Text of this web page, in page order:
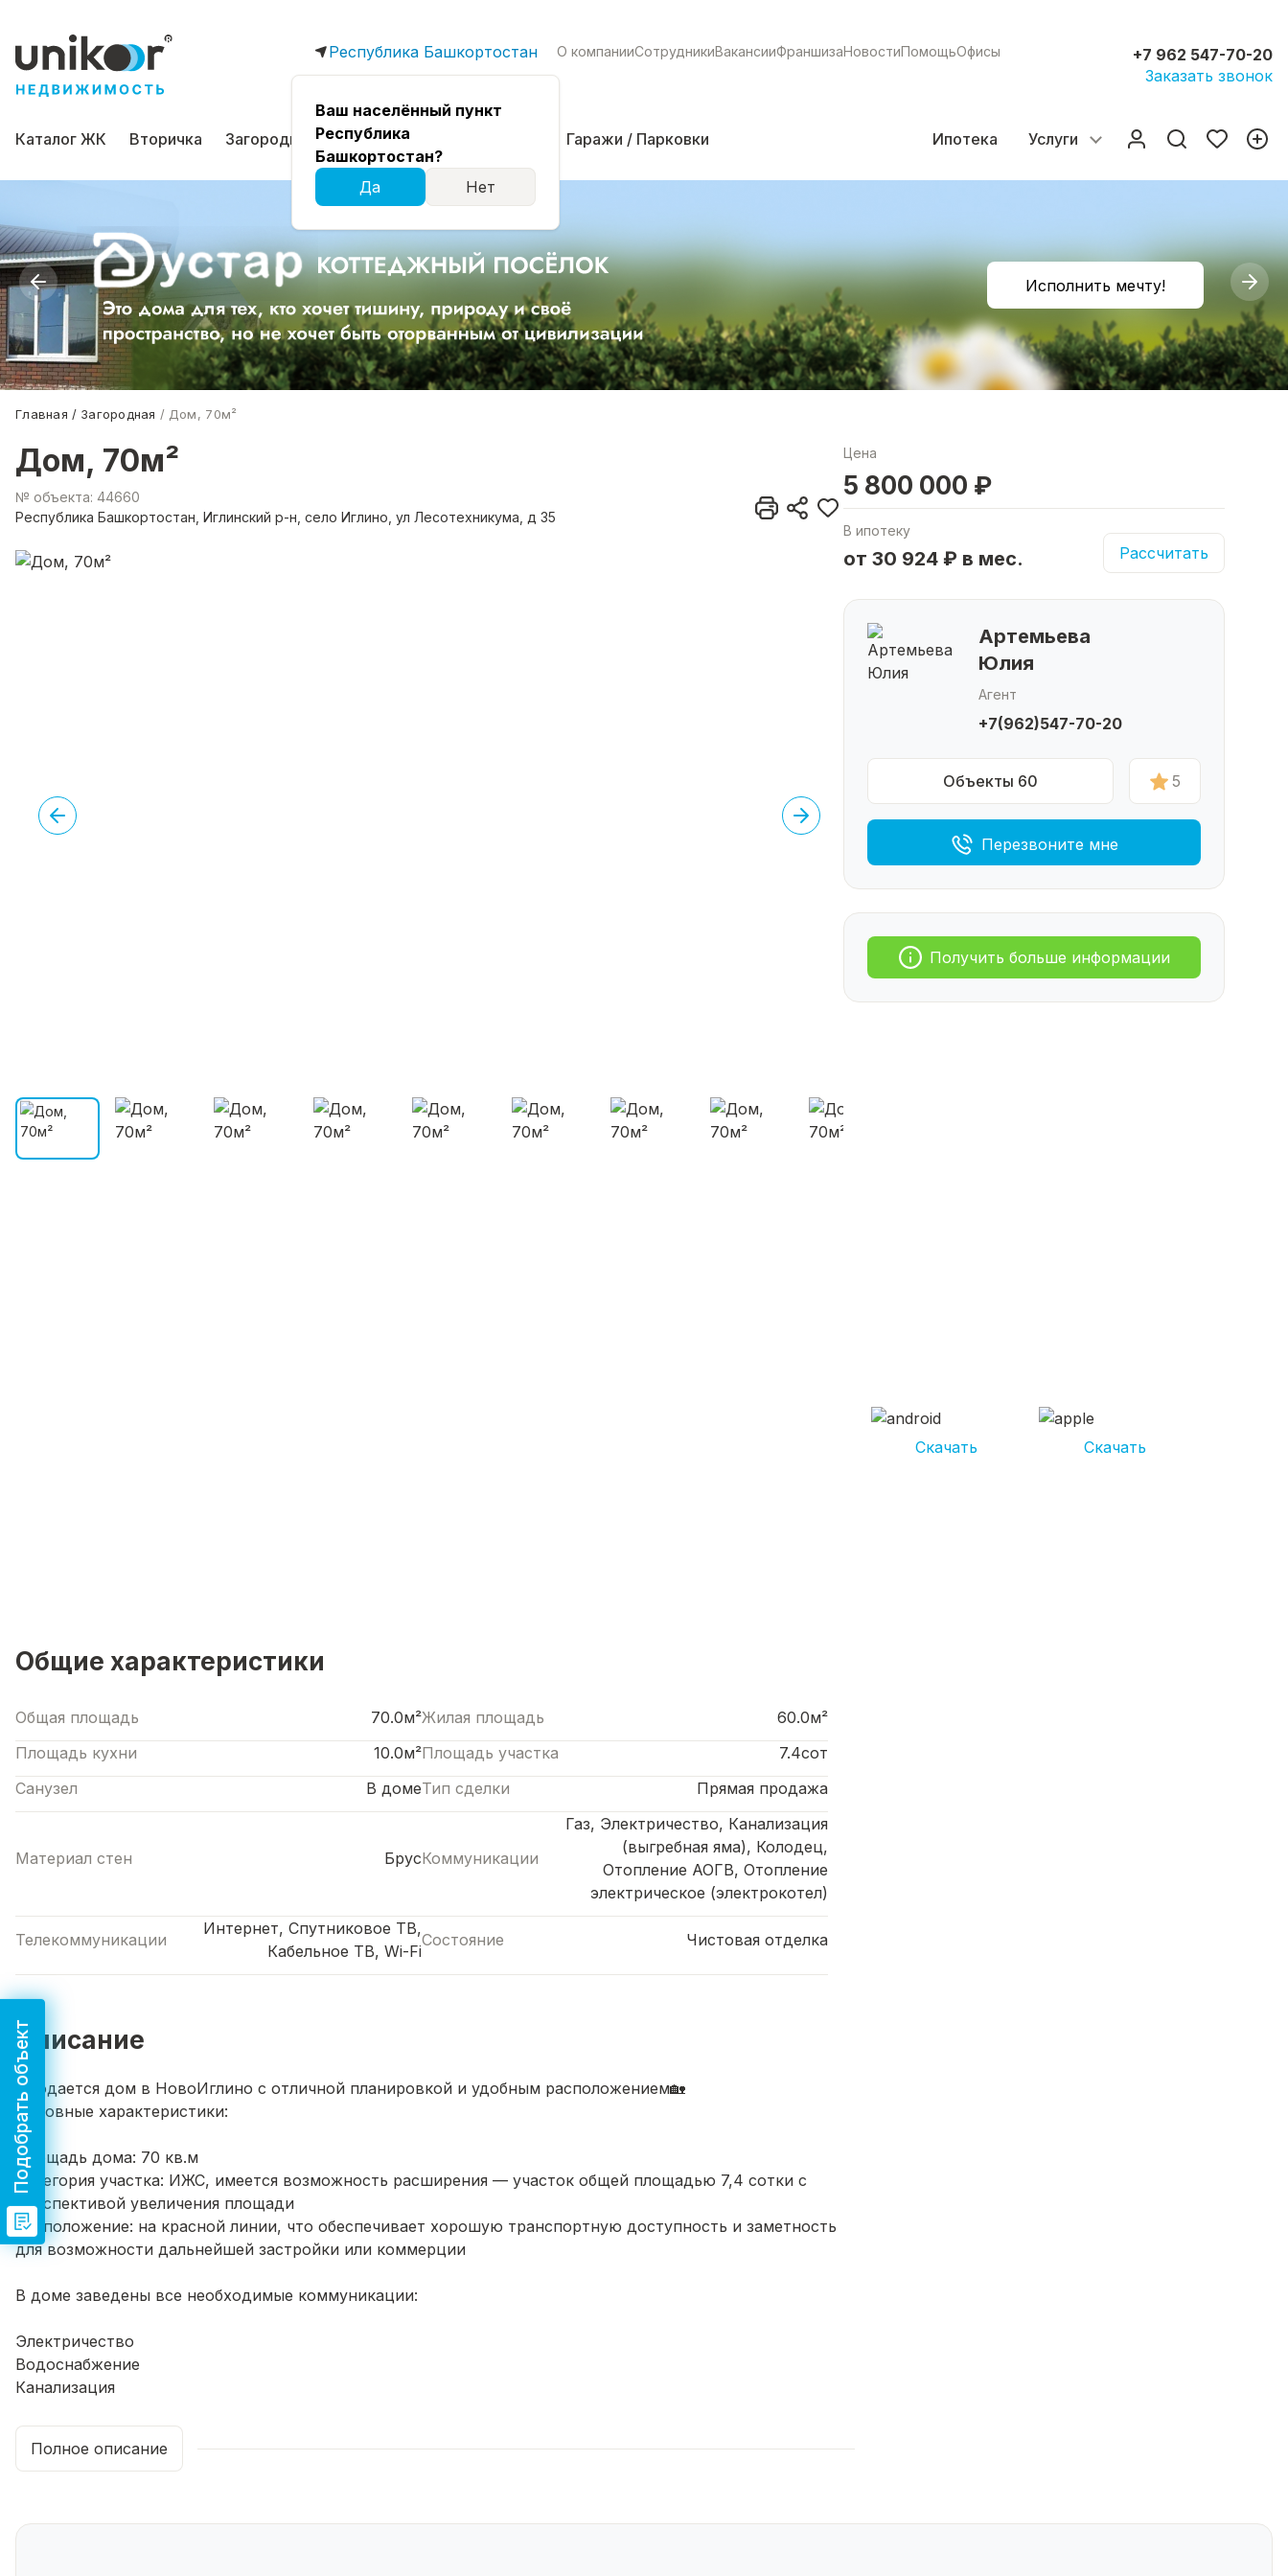
Республика Башкортостан
Ваш населённый пункт
Республика
Башкортостан?
Да
Нет
О компанииСотрудникиВакансииФраншизаНовостиПомощьОфисы
+7 962 547-70-20
Заказать звонок
Каталог ЖК Вторичка Загородная Коммерческая Гаражи / Парковки Ипотека Услуги
Исполнить мечту!
Главная Загородная Дом, 70м²
Дом, 70м²
№ объекта: 44660
Республика Башкортостан, Иглинский р-н, село Иглино, ул Лесотехникума, д 35
Цена
5 800 000 ₽
В ипотеку
от 30 924 ₽ в мес. Рассчитать
Артемьева
Юлия
Агент
+7(962)547-70-20
Объекты 60 5
Перезвоните мне
Получить больше информации
Скачать Скачать
Общие характеристики
Общая площадь 70.0м²Жилая площадь
60.0м²
Площадь кухни
10.0м²Площадь участка
7.4сот
Санузел
В домеТип сделки Прямая продажа
Материал стен БрусКоммуникации
Газ, Электричество, Канализация
(выгребная яма), Колодец,
Отопление АОГВ, Отопление
электрическое (электрокотел)
Телекоммуникации
Интернет, Спутниковое ТВ,
Кабельное ТВ, Wi-Fi
Состояние Чистовая отделка
Описание
Продается дом в НовоИглино с отличной планировкой и удобным расположением🏡
Основные характеристики:
Площадь дома: 70 кв.м
Категория участка: ИЖС, имеется возможность расширения — участок общей площадью 7,4 сотки с
перспективой увеличения площади
Расположение: на красной линии, что обеспечивает хорошую транспортную доступность и заметность
для возможности дальнейшей застройки или коммерции
В доме заведены все необходимые коммуникации:
Электричество
Водоснабжение
Канализация
Интернет
Газ (по улице)
Полное описание
Подобрать объект